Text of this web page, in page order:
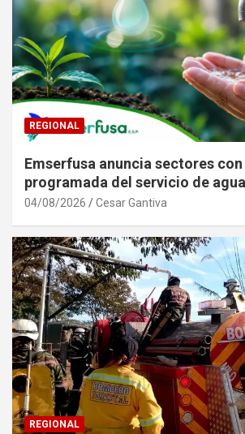
REGIONAL
Emserfusa anuncia sectores
programada del servicio de agua
04/08/2026 Cesar Gantiva
REGIONAL